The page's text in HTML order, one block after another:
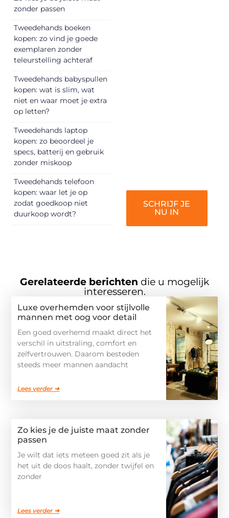
zonder passen
Tweedehands boeken
kopen: zo vind je goede
exemplaren zonder
teleurstelling achteraf
Tweedehands babyspullen
kopen: wat is slim, wat
niet en waar moet je extra
op letten?
Tweedehands laptop
kopen: zo beoordeel je
specs, batterij en gebruik
zonder miskoop
Tweedehands telefoon
kopen: waar let je op
zodat goedkoop niet
duurkoop wordt?
SCHRIJF JE
NU IN
Gerelateerde berichten die u mogelijk
interesseren.
Luxe overhemden voor stijlvolle
mannen met oog voor detail
Een goed overhemd maakt direct het
verschil in uitstraling, comfort en
zelfvertrouwen. Daarom besteden
steeds meer mannen aandacht
Lees verder ➜
Zo kies je de juiste maat zonder
passen
Je wilt dat iets meteen goed zit als je
het uit de doos haalt, zonder twijfel en
zonder
Lees verder ➜